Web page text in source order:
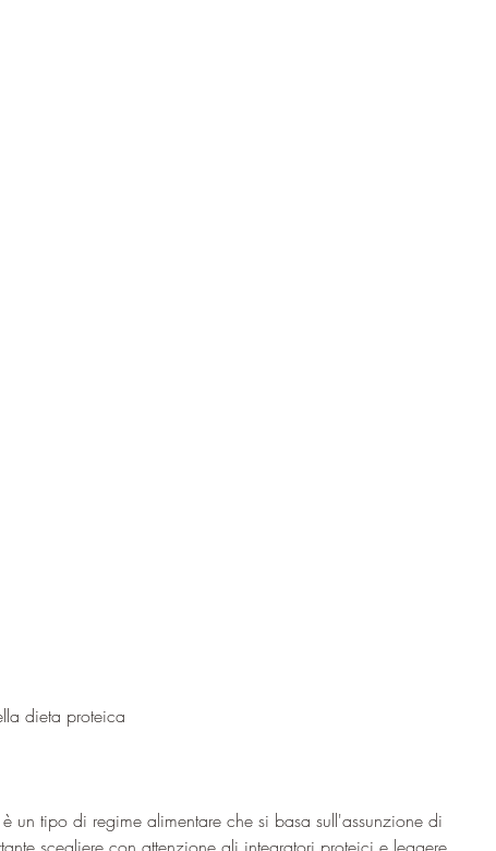
dieta proteica
un tipo di regime alimentare che si basa sull'assunzione di